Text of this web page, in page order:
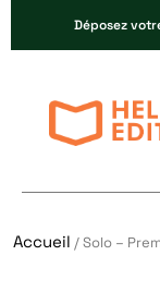
Déposez
Accueil / Solo –